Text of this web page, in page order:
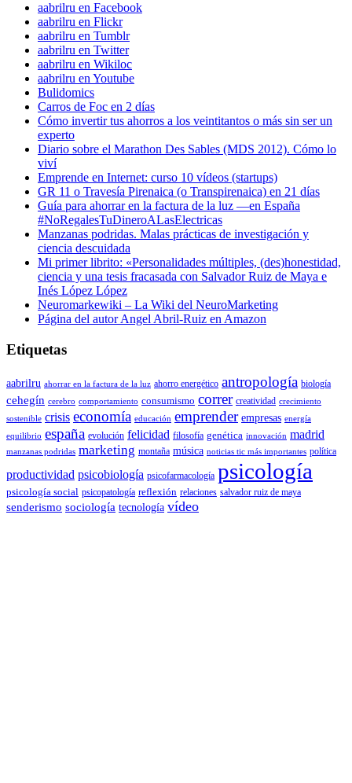
aabrilru en Facebook
aabrilru en Flickr
aabrilru en Tumblr
aabrilru en Twitter
aabrilru en Wikiloc
aabrilru en Youtube
Bulidomics
Carros de Foc en 2 días
Cómo invertir tus ahorros a los veintitantos o más sin ser un
experto
Diario sobre el Marathon Des Sables (MDS 2012). Cómo lo
viví
Emprende en Internet: curso 10 vídeos (startups)
GR 11 o Travesía Pirenaica (o Transpirenaica) en 21 días
Guía para ahorrar en la factura de la luz —en España
#NoRegalesTuDineroALasElectricas
Manzanas podridas. Malas prácticas de investigación y
ciencia descuidada
Mi primer librito: «Personalidades múltiples, (des)honestidad,
ciencia y una tesis fracasada con Salvador Ruiz de Maya e
Inés López López
Neuromarkewiki – La Wiki del NeuroMarketing
Página del autor Angel Abril-Ruiz en Amazon
Etiquetas
aabrilru ahorrar en la factura de la luz ahorro energético antropología biología
cehegín cerebro comportamiento consumismo correr creatividad crecimiento
sostenible crisis economía educación emprender empresas energía
equilibrio españa evolución felicidad filosofía genética innovación madrid
manzanas podridas marketing montaña música noticias tic más importantes política
productividad psicobiología psicofarmacología psicología
psicología social psicopatología reflexión relaciones salvador ruiz de maya
senderismo sociología tecnología vídeo